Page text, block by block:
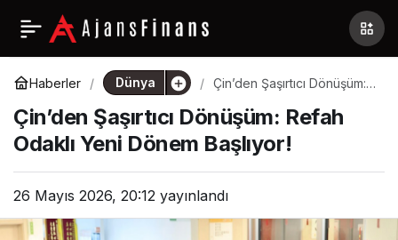
Haberler Dünya
Çin’den Şaşırtıcı Dönüşüm:
Başlıyor!
Çin’den Şaşırtıcı Dönüşüm: Refah
Odaklı Yeni Dönem Başlıyor!
26 Mayıs 2026, 20:12 yayınlandı